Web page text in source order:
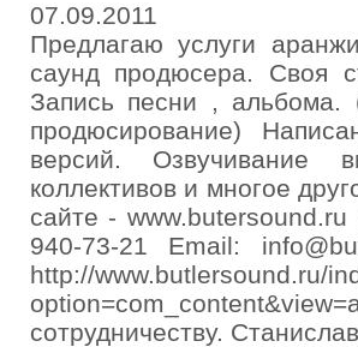
07.09.2011
Предлагаю услуги
саунд продюсера. Своя
Запись песни , альбома.
продюсирование)
версий. Озвучивание
коллективов и многое
сайте -
940-73-21 Email:
http://www.butlersound.ru/
сотрудничеству.